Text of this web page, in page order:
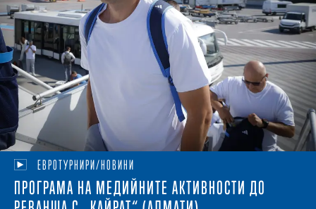
ЕВРОТУРНИРИ/НОВИНИ
ПРОГРАМА НА МЕДИЙНИТЕ АКТИВНОСТИ ДО